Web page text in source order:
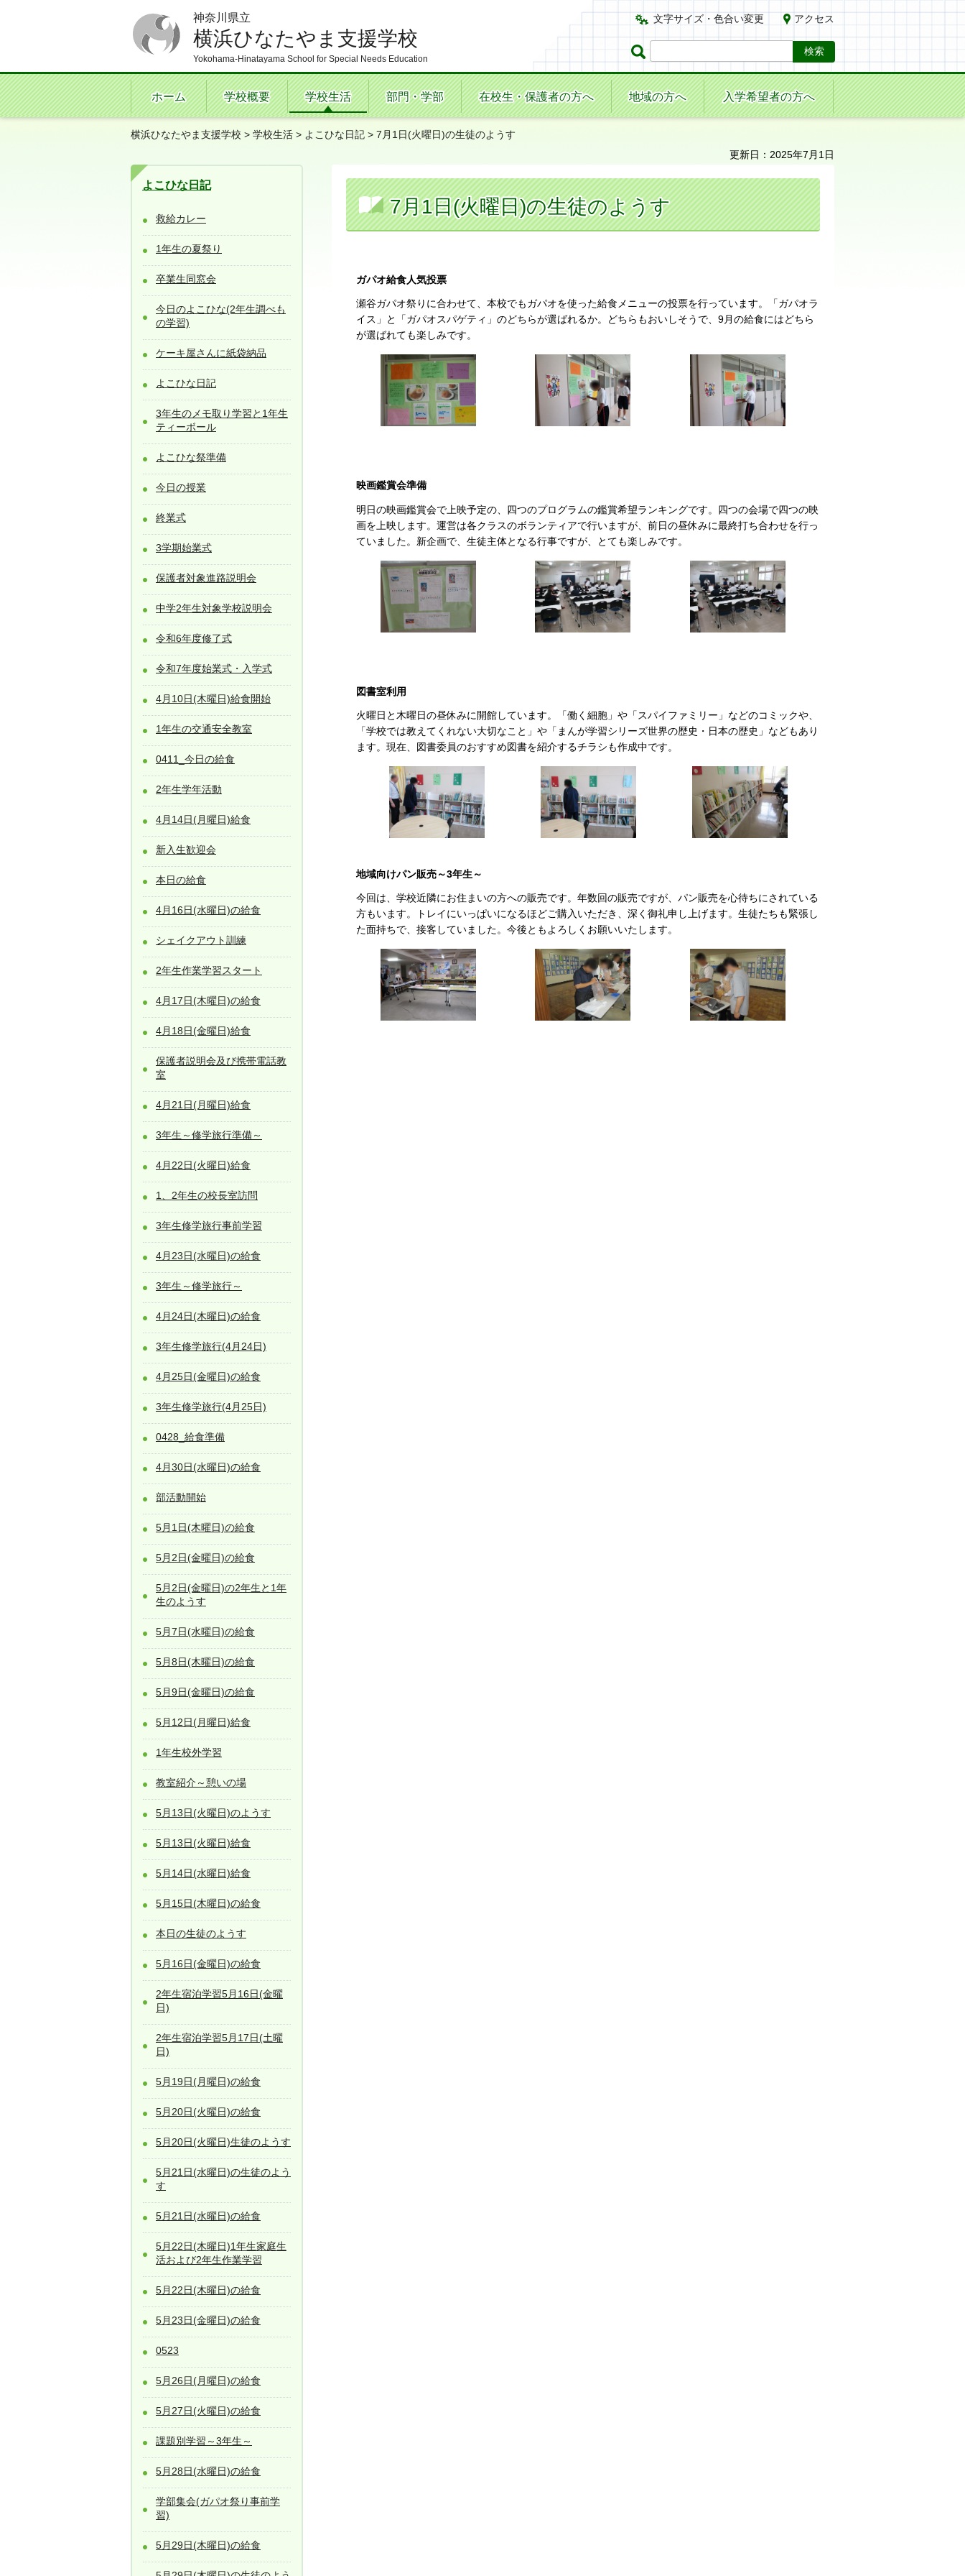
神奈川県立
横浜ひなたやま支援学校
Yokohama-Hinatayama School for Special Needs Education
文字サイズ・色合い変更 アクセス
ホーム 学校概要 学校生活 部門・学部 在校生・保護者の方へ 地域の方へ 入学希望者の方へ
横浜ひなたやま支援学校 > 学校生活 > よこひな日記 > 7月1日(火曜日)の生徒のようす
更新日：2025年7月1日
よこひな日記
救給カレー
1年生の夏祭り
卒業生同窓会
今日のよこひな(2年生調べも
の学習)
ケーキ屋さんに紙袋納品
よこひな日記
3年生のメモ取り学習と1年生
ティーボール
よこひな祭準備
今日の授業
終業式
3学期始業式
保護者対象進路説明会
中学2年生対象学校説明会
令和6年度修了式
令和7年度始業式・入学式
4月10日(木曜日)給食開始
1年生の交通安全教室
0411_今日の給食
2年生学年活動
4月14日(月曜日)給食
新入生歓迎会
本日の給食
4月16日(水曜日)の給食
シェイクアウト訓練
2年生作業学習スタート
4月17日(木曜日)の給食
4月18日(金曜日)給食
保護者説明会及び携帯電話教
室
4月21日(月曜日)給食
3年生～修学旅行準備～
4月22日(火曜日)給食
1、2年生の校長室訪問
3年生修学旅行事前学習
4月23日(水曜日)の給食
3年生～修学旅行～
4月24日(木曜日)の給食
3年生修学旅行(4月24日)
4月25日(金曜日)の給食
3年生修学旅行(4月25日)
0428_給食準備
4月30日(水曜日)の給食
部活動開始
5月1日(木曜日)の給食
5月2日(金曜日)の給食
5月2日(金曜日)の2年生と1年
生のようす
5月7日(水曜日)の給食
5月8日(木曜日)の給食
5月9日(金曜日)の給食
5月12日(月曜日)給食
1年生校外学習
教室紹介～憩いの場
5月13日(火曜日)のようす
5月13日(火曜日)給食
5月14日(水曜日)給食
5月15日(木曜日)の給食
本日の生徒のようす
5月16日(金曜日)の給食
2年生宿泊学習5月16日(金曜
日)
2年生宿泊学習5月17日(土曜
日)
5月19日(月曜日)の給食
5月20日(火曜日)の給食
5月20日(火曜日)生徒のようす
5月21日(水曜日)の生徒のよう
す
5月21日(水曜日)の給食
5月22日(木曜日)1年生家庭生
活および2年生作業学習
5月22日(木曜日)の給食
5月23日(金曜日)の給食
0523
5月26日(月曜日)の給食
5月27日(火曜日)の給食
課題別学習～3年生～
5月28日(水曜日)の給食
学部集会(ガパオ祭り事前学
習)
5月29日(木曜日)の給食
7月1日(火曜日)の生徒のようす
ガパオ給食人気投票
瀬谷ガパオ祭りに合わせて、本校でもガパオを使った給食メニューの投票を行っています。「ガパオラ
イス」と「ガパオスパゲティ」のどちらが選ばれるか。どちらもおいしそうで、9月の給食にはどちら
が選ばれても楽しみです。
映画鑑賞会準備
明日の映画鑑賞会で上映予定の、四つのプログラムの鑑賞希望ランキングです。四つの会場で四つの映
画を上映します。運営は各クラスのボランティアで行いますが、前日の昼休みに最終打ち合わせを行っ
ていました。新企画で、生徒主体となる行事ですが、とても楽しみです。
図書室利用
火曜日と木曜日の昼休みに開館しています。「働く細胞」や「スパイファミリー」などのコミックや、
「学校では教えてくれない大切なこと」や「まんが学習シリーズ世界の歴史・日本の歴史」などもあり
ます。現在、図書委員のおすすめ図書を紹介するチラシも作成中です。
地域向けパン販売～3年生～
今回は、学校近隣にお住まいの方への販売です。年数回の販売ですが、パン販売を心待ちにされている
方もいます。トレイにいっぱいになるほどご購入いただき、深く御礼申し上げます。生徒たちも緊張し
た面持ちで、接客していました。今後ともよろしくお願いいたします。